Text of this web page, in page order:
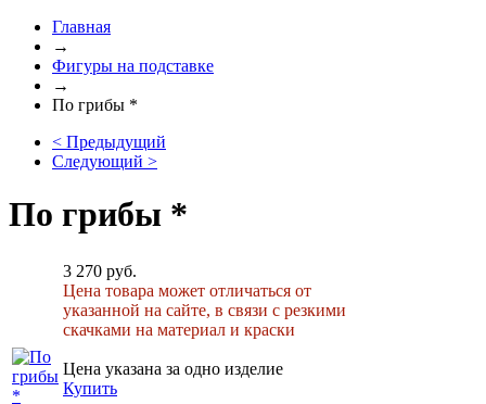
Главная
→
Фигуры на подставке
→
По грибы *
< Предыдущий
Следующий >
По грибы *
3 270 руб.
Цена товара может отличаться от
указанной на сайте, в связи с резкими
скачками на материал и краски
Цена указана за одно изделие
Купить